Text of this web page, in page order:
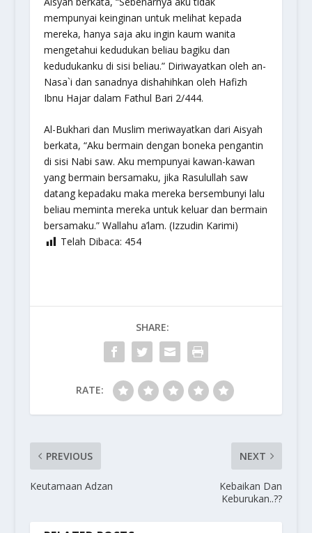
mempunyai keinginan untuk melihat kepada
mereka, hanya saja aku ingin kaum wanita
mengetahui kedudukan beliau bagiku dan
kedudukanku di sisi beliau.” Diriwayatkan oleh an-
Nasa`i dan sanadnya dishahihkan oleh Hafizh
Ibnu Hajar dalam Fathul Bari 2/444.
Al-Bukhari dan Muslim meriwayatkan dari Aisyah
berkata, “Aku bermain dengan boneka pengantin
di sisi Nabi saw. Aku mempunyai kawan-kawan
yang bermain bersamaku, jika Rasulullah saw
datang kepadaku maka mereka bersembunyi lalu
beliau meminta mereka untuk keluar dan bermain
bersamaku.” Wallahu a’lam. (Izzudin Karimi)
Telah Dibaca: 454
SHARE:
RATE:
PREVIOUS
Keutamaan Adzan
NEXT
Kebaikan Dan
Keburukan..??